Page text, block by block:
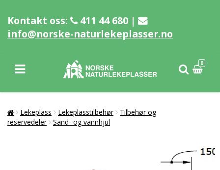
Kontakt oss:
411 44 680 |
info@norske-naturlekeplasser.no
0
Lekeplass Lekeplasstilbehør
Tilbehør og
reservedeler
Sand- og vannhjul